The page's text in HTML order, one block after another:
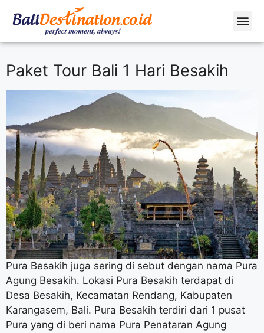
Paket Tour Bali 1 Hari Besakih
Pura Besakih juga sering di sebut dengan nama Pura
Agung Besakih. Lokasi Pura Besakih terdapat di
Desa Besakih, Kecamatan Rendang, Kabupaten
Karangasem, Bali. Pura Besakih terdiri dari 1 pusat
Pura yang di beri nama Pura Penataran Agung